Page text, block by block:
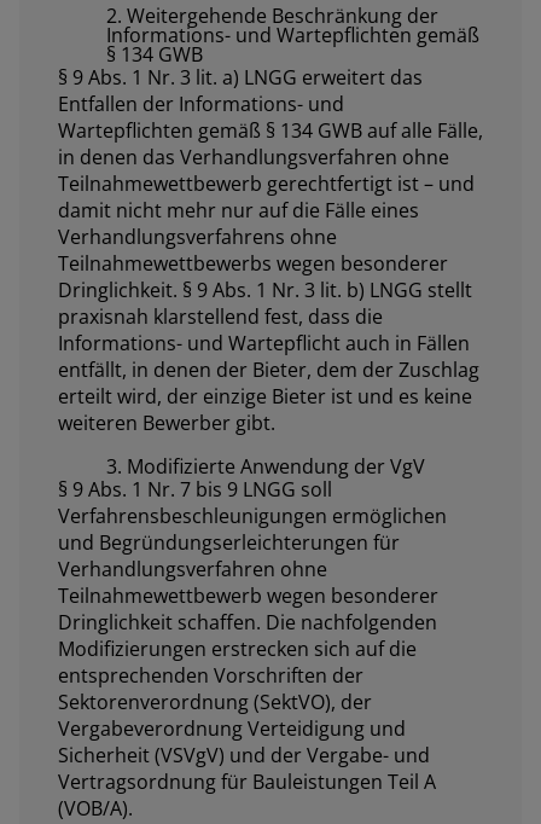
2. Weitergehende Beschränkung der
Informations- und Wartepflichten gemäß
§ 134 GWB
§ 9 Abs. 1 Nr. 3 lit. a) LNGG erweitert das
Entfallen der Informations- und
Wartepflichten gemäß § 134 GWB auf alle Fälle,
in denen das Verhandlungsverfahren ohne
Teilnahmewettbewerb gerechtfertigt ist – und
damit nicht mehr nur auf die Fälle eines
Verhandlungsverfahrens ohne
Teilnahmewettbewerbs wegen besonderer
Dringlichkeit. § 9 Abs. 1 Nr. 3 lit. b) LNGG stellt
praxisnah klarstellend fest, dass die
Informations- und Wartepflicht auch in Fällen
entfällt, in denen der Bieter, dem der Zuschlag
erteilt wird, der einzige Bieter ist und es keine
weiteren Bewerber gibt.
3. Modifizierte Anwendung der VgV
§ 9 Abs. 1 Nr. 7 bis 9 LNGG soll
Verfahrensbeschleunigungen ermöglichen
und Begründungserleichterungen für
Verhandlungsverfahren ohne
Teilnahmewettbewerb wegen besonderer
Dringlichkeit schaffen. Die nachfolgenden
Modifizierungen erstrecken sich auf die
entsprechenden Vorschriften der
Sektorenverordnung (SektVO), der
Vergabeverordnung Verteidigung und
Sicherheit (VSVgV) und der Vergabe- und
Vertragsordnung für Bauleistungen Teil A
(VOB/A).